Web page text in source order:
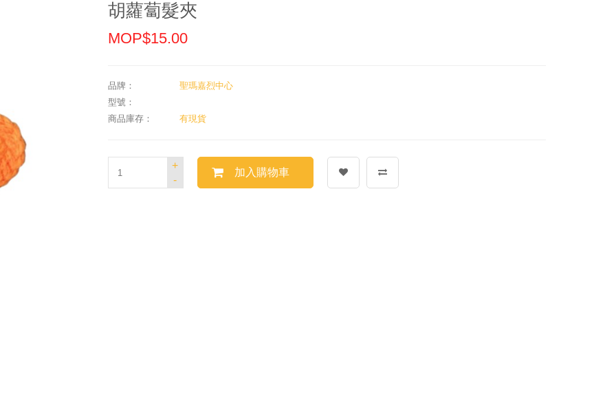
胡蘿蔔髮夾
MOP$15.00
品牌：
聖瑪嘉烈中心
型號：
商品庫存：
有現貨
-
+
加入購物車